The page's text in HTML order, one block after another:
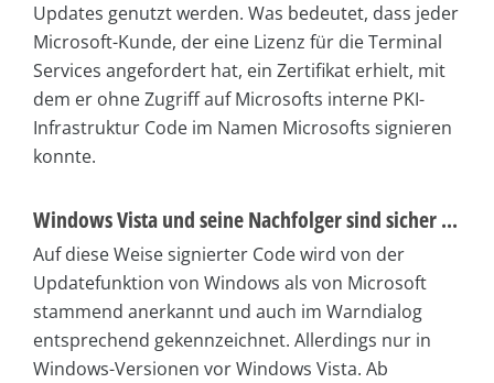
Updates genutzt werden. Was bedeutet, dass jeder
Microsoft-Kunde, der eine Lizenz für die Terminal
Services angefordert hat, ein Zertifikat erhielt, mit
dem er ohne Zugriff auf Microsofts interne PKI-
Infrastruktur Code im Namen Microsofts signieren
konnte.
Windows Vista und seine Nachfolger sind sicher ...
Auf diese Weise signierter Code wird von der
Updatefunktion von Windows als von Microsoft
stammend anerkannt und auch im Warndialog
entsprechend gekennzeichnet. Allerdings nur in
Windows-Versionen vor Windows Vista. Ab